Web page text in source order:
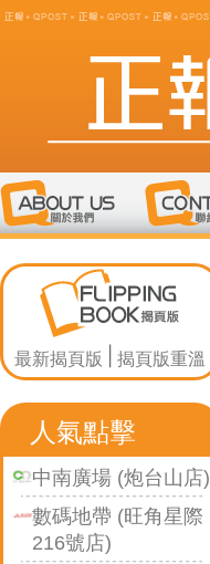
最新揭頁版 揭頁版重溫
人氣點擊
中南廣場 (炮台山店)
數碼地帶 (旺角星際
216號店)